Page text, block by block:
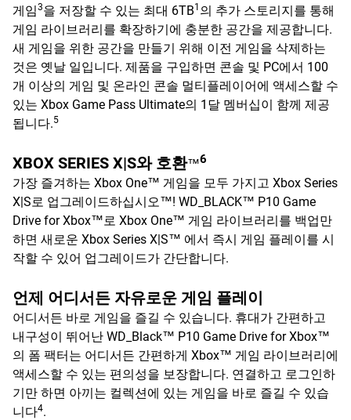
게임3을 저장할 수 있는 최대 6TB1 의 추가 스토리지를 통해
게임 라이브러리를 확장하기에 충분한 공간을 제공합니다.
새 게임을 위한 공간을 만들기 위해 이전 게임을 삭제하는
것은 옛날 일입니다. 제품을 구입하면 콘솔 및 PC에서 100
개 이상의 게임 및 온라인 콘솔 멀티플레이어에 액세스할 수
있는 Xbox Game Pass Ultimate의 1달 멤버십이 함께 제공
됩니다.5
XBOX SERIES X|S와 호환™6
가장 즐겨하는 Xbox One™ 게임을 모두 가지고 Xbox Series
X|S로 업그레이드하십시오™! WD_BLACK™ P10 Game
Drive for Xbox™로 Xbox One™ 게임 라이브러리를 백업만
하면 새로운 Xbox Series X|S™ 에서 즉시 게임 플레이를 시
작할 수 있어 업그레이드가 간단합니다.
언제 어디서든 자유로운 게임 플레이
어디서든 바로 게임을 즐길 수 있습니다. 휴대가 간편하고
내구성이 뛰어난 WD_Black™ P10 Game Drive for Xbox™
의 폼 팩터는 어디서든 간편하게 Xbox™ 게임 라이브러리에
액세스할 수 있는 편의성을 보장합니다. 연결하고 로그인하
기만 하면 아끼는 컬렉션에 있는 게임을 바로 즐길 수 있습
니다4.